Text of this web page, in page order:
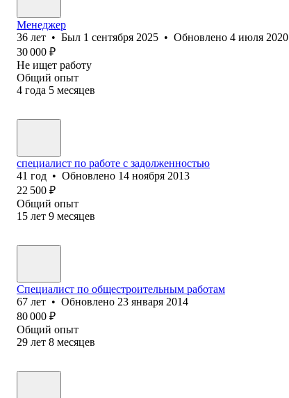
Менеджер
36 лет • Был 1 сентября 2025 • Обновлено 4 июля 2020
30 000 ₽
Не ищет работу
Общий опыт
4 года 5 месяцев
специалист по работе с задолженностью
41 год • Обновлено 14 ноября 2013
22 500 ₽
Общий опыт
15 лет 9 месяцев
Специалист по общестроительным работам
67 лет • Обновлено 23 января 2014
80 000 ₽
Общий опыт
29 лет 8 месяцев